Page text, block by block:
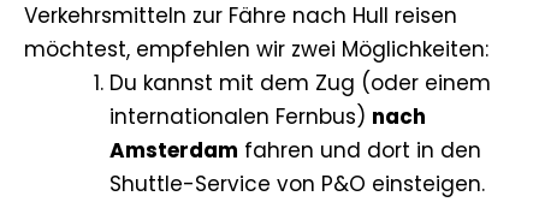
Verkehrsmitteln zur Fähre nach Hull reisen
möchtest, empfehlen wir zwei Möglichkeiten:
Du kannst mit dem Zug (oder einem
internationalen Fernbus) nach
Amsterdam fahren und dort in den
Shuttle-Service von P&O einsteigen.